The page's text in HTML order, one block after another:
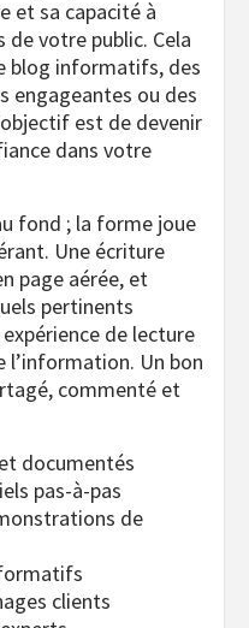
et sa capacité à
votre public. Cela
blog informatifs, des
engageantes ou des
est de devenir
dans votre
fond ; la forme joue
Une écriture
page aérée, et
pertinents
de lecture
l’information. Un bon
commenté et
documentés
pas-à-pas
de
clients